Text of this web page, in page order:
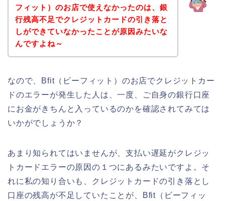
フィット）のお店で使えなかったのは、銀
行残高不足でクレジットカードの引き落と
しができていなかったことが原因みたいな
んですよね～
なので、Bfit（ビーフィット）のお店でクレジットカー
ドのエラーが発生した人は、一度、ご自身の銀行口座
にお金がきちんと入っているのかを確認されてみては
いかがでしょうか？
あまり知られてはいませんが、支払い遅延がクレジッ
トカードエラーの原因の１つにあるみたいですよ。そ
れに私の知り合いも、クレジットカードの引き落とし
口座の残高が不足していたことが、Bfit（ビーフィッ